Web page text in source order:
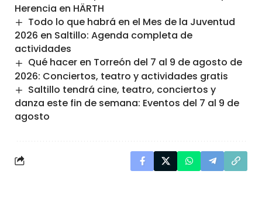
Herencia en HÄRTH
Todo lo que habrá en el Mes de la Juventud
2026 en Saltillo: Agenda completa de
actividades
Qué hacer en Torreón del 7 al 9 de agosto de
2026: Conciertos, teatro y actividades gratis
Saltillo tendrá cine, teatro, conciertos y
danza este fin de semana: Eventos del 7 al 9 de
agosto